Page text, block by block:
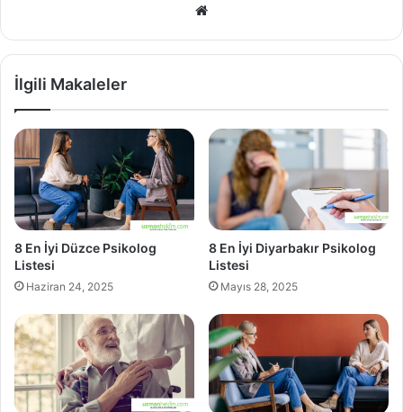
İlgili Makaleler
8 En İyi Düzce Psikolog
Listesi
Haziran 24, 2025
8 En İyi Diyarbakır Psikolog
Listesi
Mayıs 28, 2025